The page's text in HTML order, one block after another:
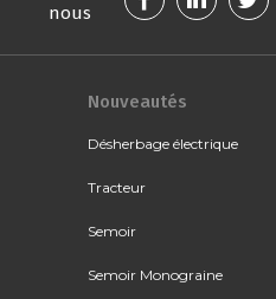
nous
Nouveautés
Désherbage électrique
Tracteur
Semoir
Semoir Monograine